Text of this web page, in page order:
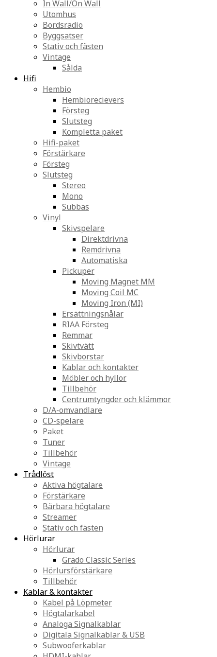
In Wall/On Wall
Utomhus
Bordsradio
Byggsatser
Stativ och fästen
Vintage
Sålda
Hifi
Hembio
Hembiorecievers
Försteg
Slutsteg
Kompletta paket
Hifi-paket
Förstärkare
Försteg
Slutsteg
Stereo
Mono
Subbas
Vinyl
Skivspelare
Direktdrivna
Remdrivna
Automatiska
Pickuper
Moving Magnet MM
Moving Coil MC
Moving Iron (MI)
Ersättningsnålar
RIAA Försteg
Remmar
Skivtvätt
Skivborstar
Kablar och kontakter
Möbler och hyllor
Tillbehör
Centrumtyngder och klämmor
D/A-omvandlare
CD-spelare
Paket
Tuner
Tillbehör
Vintage
Trådlöst
Aktiva högtalare
Förstärkare
Bärbara högtalare
Streamer
Stativ och fästen
Hörlurar
Hörlurar
Grado Classic Series
Hörlursförstärkare
Tillbehör
Kablar & kontakter
Kabel på Löpmeter
Högtalarkabel
Analoga Signalkablar
Digitala Signalkablar & USB
Subwooferkablar